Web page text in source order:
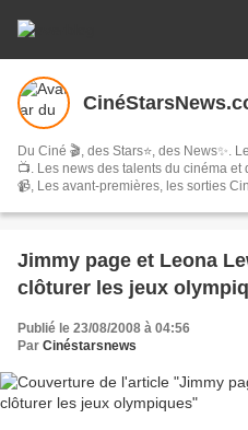
Du Ciné 🎬, des Stars⭐, des News✨.
📺. Les news des talents du cinéma et de la culture. des Interviews 🎤 vidéos
📹, Les avant-premières, les sorties
Jimmy page et Leona
clôturer les jeux
Publié le 23/08/2008 à 04:56
Par Cinéstarsnews